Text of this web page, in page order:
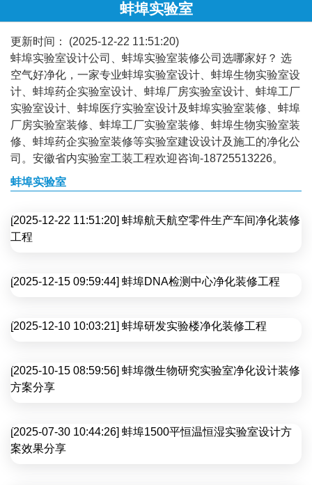
蚌埠实验室
更新时间： (2025-12-22 11:51:20)
蚌埠实验室设计公司、蚌埠实验室装修公司选哪家好？ 选
空气好净化，一家专业蚌埠实验室设计、蚌埠生物实验室设
计、蚌埠药企实验室设计、蚌埠厂房实验室设计、蚌埠工厂
实验室设计、蚌埠医疗实验室设计及蚌埠实验室装修、蚌埠
厂房实验室装修、蚌埠工厂实验室装修、蚌埠生物实验室装
修、蚌埠药企实验室装修等实验室建设设计及施工的净化公
司。安徽省内实验室工装工程欢迎咨询-18725513226。
蚌埠实验室
[2025-12-22 11:51:20] 蚌埠航天航空零件生产车间净化装修
工程
[2025-12-15 09:59:44] 蚌埠DNA检测中心净化装修工程
[2025-12-10 10:03:21] 蚌埠研发实验楼净化装修工程
[2025-10-15 08:59:56] 蚌埠微生物研究实验室净化设计装修
方案分享
[2025-07-30 10:44:26] 蚌埠1500平恒温恒湿实验室设计方
案效果分享